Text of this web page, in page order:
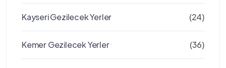
Kayseri Gezilecek Yerler (24)
Kemer Gezilecek Yerler (36)